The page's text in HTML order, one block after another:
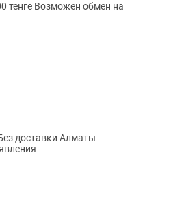
доставки Алматы
объявления